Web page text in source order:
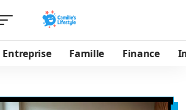
Entreprise Famille Finance